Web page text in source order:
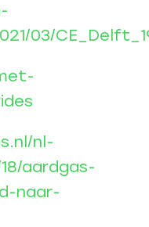
03/
nl-
aardgas-
naar-